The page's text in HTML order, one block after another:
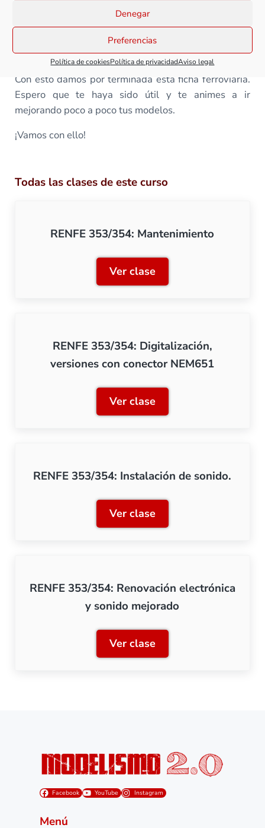
Denegar
Preferencias
Política de cookiesPolítica de privacidadAviso legal
locomotoras, pero aún así en estos casos, creo creo
que es interesante ver hasta dónde se puede llegar
para que, cuando se coja un poco más de experiencia,
podamos acometer trabajos de mayor calado.
Con esto damos por terminada esta ficha ferroviaria.
Espero que te haya sido útil y te animes a ir
mejorando poco a poco tus modelos.
¡Vamos con ello!
Todas las clases de este curso
RENFE 353/354: Mantenimiento
Ver claseRENFE 353/354:
RENFE 353/354: Digitalización,
versiones con conector NEM651
Ver claseRENFE 353/354:
RENFE 353/354: Instalación de sonido.
Ver claseRENFE 353/354:
RENFE 353/354: Renovación electrónica
y sonido mejorado
Ver claseRENFE 353/354:
Facebook YouTube Instagram
Menú